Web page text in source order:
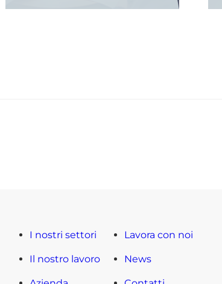
I nostri settori
Il nostro lavoro
Lavora con noi
News